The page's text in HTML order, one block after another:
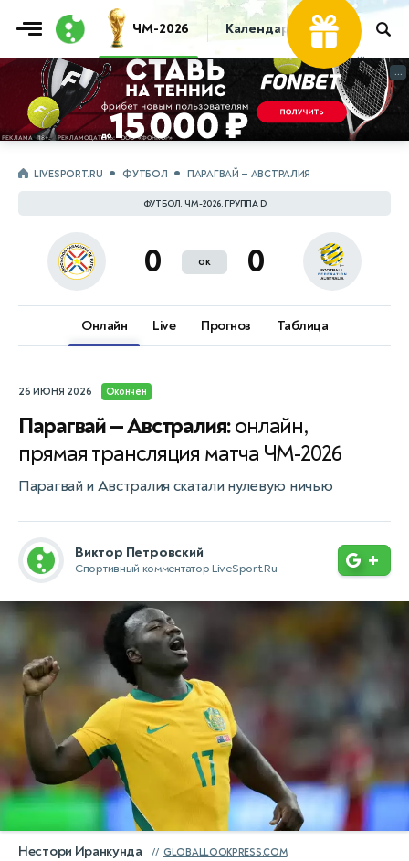
ЧМ-2026 Календарь Таблица
Фрибет
30 000 ₽
...
...
LIVESPORT.RU ФУТБОЛ ПАРАГВАЙ — АВСТРАЛИЯ
ФУТБОЛ. ЧМ-2026. ГРУППА D
0 ок 0
Онлайн Live Прогноз Таблица
26 ИЮНЯ 2026 Окончен
Парагвай — Австралия:онлайн,
прямая трансляция матча ЧМ-2026
Парагвай и Австралия скатали нулевую ничью
Виктор Петровский
Спортивный комментатор LiveSport.Ru +
Нестори Иранкунда GLOBALLOOKPRESS.COM